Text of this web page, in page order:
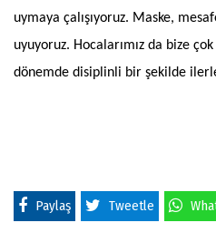
uymaya çalışıyoruz. Maske,
uyuyoruz. Hocalarımız da bize
dönemde disiplinli bir şekilde
Paylaş Tweetle